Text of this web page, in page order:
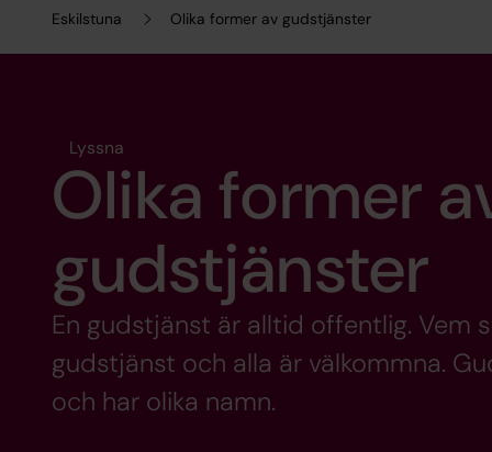
Eskilstuna Olika former av gudstjänster
Lyssna
Olika former
gudstjänster
En gudstjänst är alltid offentlig. Vem
gudstjänst och alla är välkommna.
och har olika namn.